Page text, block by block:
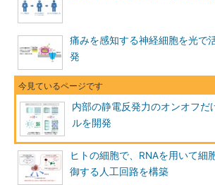
痛みを感知する神経細胞を光で
発
内部の静電反発力のオンオフだ
ルを開発
ヒトの細胞で、RNAを用いて細
御する人工回路を構築